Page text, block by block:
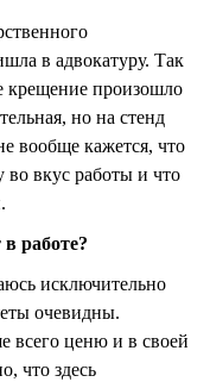
в адвокатуру. Так
крещение произошло
но на стенд
вообще кажется, что
во вкус работы и что
работе?
исключительно
очевидны.
всего ценю и в своей
что здесь